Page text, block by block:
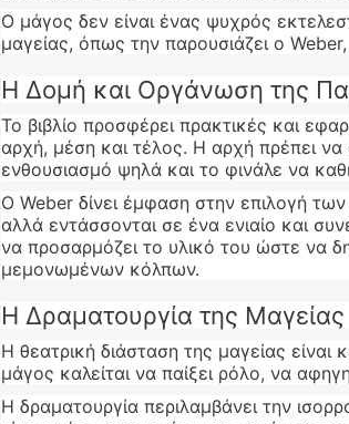
Ο μάγος δεν είναι ένας ψυχρός
μαγείας, όπως την παρουσιάζει ο
Η Δομή και Οργάνωση της
Το βιβλίο προσφέρει πρακτικές και
αρχή, μέση και τέλος. Η αρχή πρέπει να
ενθουσιασμό ψηλά και το φινάλε να
Ο Weber δίνει έμφαση στην επιλογή
αλλά εντάσσονται σε ένα ενιαίο και
να προσαρμόζει το υλικό του ώστε να
μεμονωμένων κόλπων.
Η Δραματουργία της Μαγείας
Η θεατρική διάσταση της μαγείας
μάγος καλείται να παίξει ρόλο, να
Η δραματουργία περιλαμβάνει την